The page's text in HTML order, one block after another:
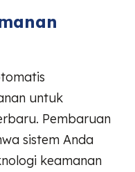
untuk
Pembaruan
sistem Anda
keamanan